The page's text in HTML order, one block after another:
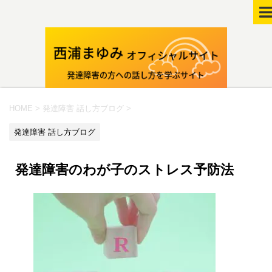
HOME > 発達障害 話し方ブログ >
発達障害 話し方ブログ
発達障害のわが子のストレス予防法